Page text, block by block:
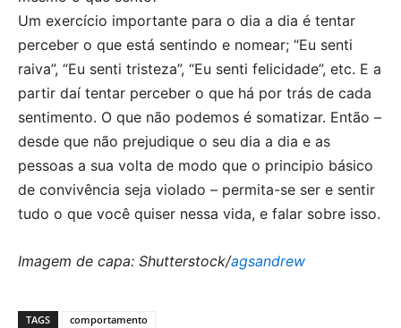
Um exercício importante para o dia a dia é tentar
perceber o que está sentindo e nomear; “Eu senti
raiva”, “Eu senti tristeza”, “Eu senti felicidade”, etc. E a
partir daí tentar perceber o que há por trás de cada
sentimento. O que não podemos é somatizar. Então –
desde que não prejudique o seu dia a dia e as
pessoas a sua volta de modo que o principio básico
de convivência seja violado – permita-se ser e sentir
tudo o que você quiser nessa vida, e falar sobre isso.
Imagem de capa: Shutterstock/agsandrew
TAGS comportamento